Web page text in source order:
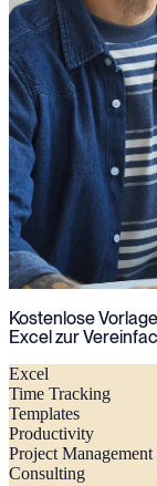
Kostenlose
Excel zur
Excel
Time Tracking
Templates
Productivity
Project Management
Consulting